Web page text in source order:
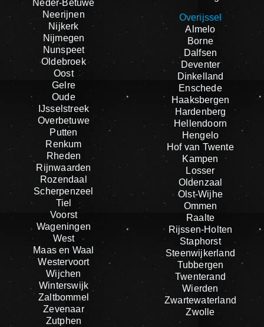
Neder-Betuwe
Neerijnen
Nijkerk
Nijmegen
Nunspeet
Oldebroek
Oost
Gelre
Oude
IJsselstreek
Overbetuwe
Putten
Renkum
Rheden
Rijnwaarden
Rozendaal
Scherpenzeel
Tiel
Voorst
Wageningen
West
Maas en Waal
Westervoort
Wijchen
Winterswijk
Zaltbommel
Zevenaar
Zutphen
Overijssel
Almelo
Borne
Dalfsen
Deventer
Dinkelland
Enschede
Haaksbergen
Hardenberg
Hellendoorn
Hengelo
Hof van Twente
Kampen
Losser
Oldenzaal
Olst-Wijhe
Ommen
Raalte
Rijssen-Holten
Staphorst
Steenwijkerland
Tubbergen
Twenterand
Wierden
Zwartewaterland
Zwolle